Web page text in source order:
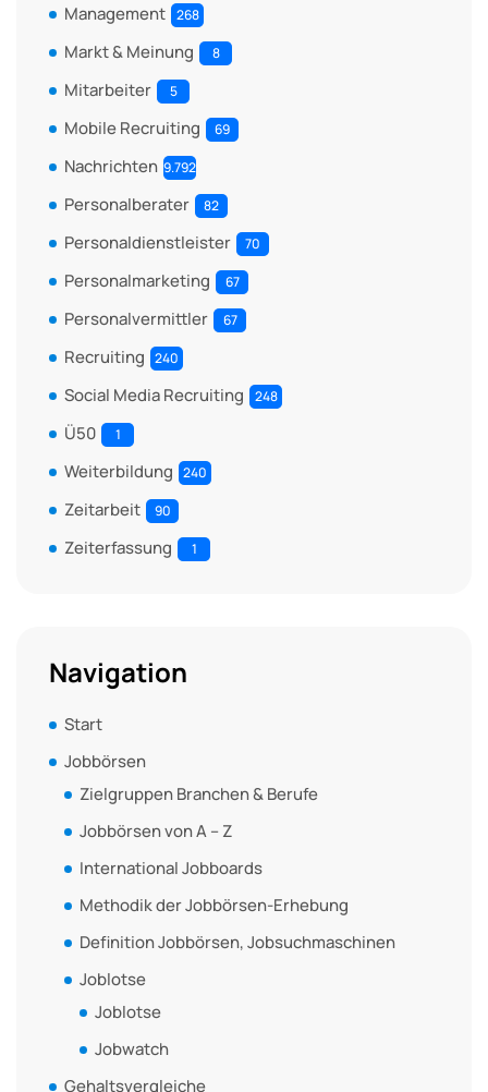
Management 268
Markt & Meinung 8
Mitarbeiter 5
Mobile Recruiting 69
Nachrichten 9.792
Personalberater 82
Personaldienstleister 70
Personalmarketing 67
Personalvermittler 67
Recruiting 240
Social Media Recruiting 248
Ü50 1
Weiterbildung 240
Zeitarbeit 90
Zeiterfassung 1
Navigation
Start
Jobbörsen
Zielgruppen Branchen & Berufe
Jobbörsen von A – Z
International Jobboards
Methodik der Jobbörsen-Erhebung
Definition Jobbörsen, Jobsuchmaschinen
Joblotse
Joblotse
Jobwatch
Gehaltsvergleiche